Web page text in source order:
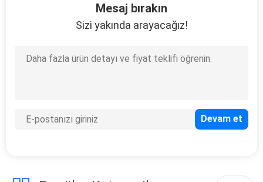
Mesaj bırakın
Sizi yakında arayacağız!